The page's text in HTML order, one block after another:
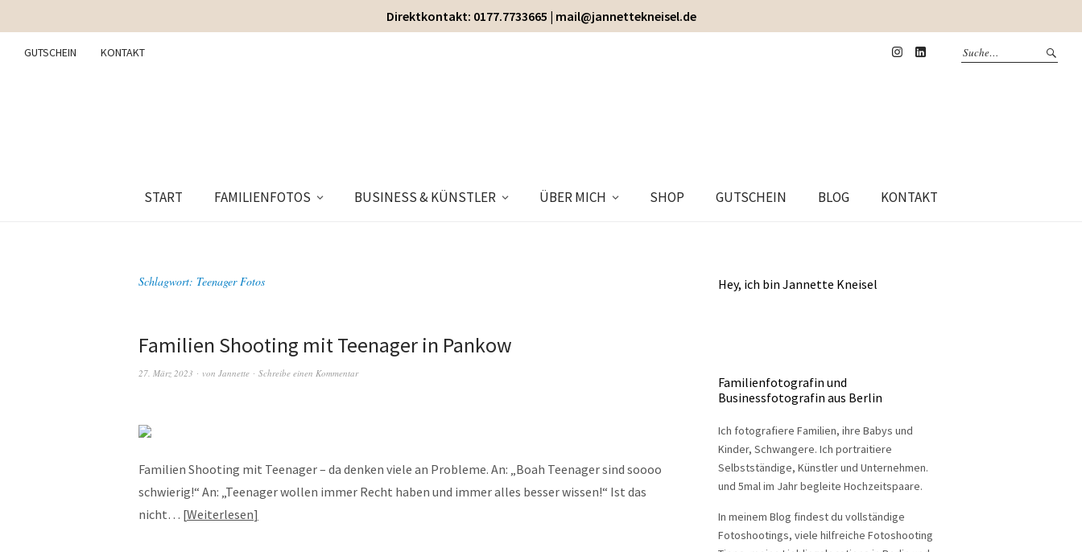
Direktkontakt: 0177.7733665 | mail@jannettekneisel.de
GUTSCHEIN
KONTAKT
START FAMILIENFOTOS BUSINESS & KÜNSTLER ÜBER MICH SHOP GUTSCHEIN BLOG KONTAKT
Schlagwort: Teenager Fotos
Familien Shooting mit Teenager in Pankow
27. März 2023 von Jannette Schreibe einen Kommentar
Familien Shooting mit Teenager – da denken viele an Probleme. An: „Boah Teenager sind soooo
schwierig!“ An: „Teenager wollen immer Recht haben und immer alles besser wissen!“ Ist das
nicht… Weiterlesen
Hey, ich bin Jannette Kneisel
Familienfotografin und
Businessfotografin aus Berlin
Ich fotografiere Familien, ihre Babys und
Kinder, Schwangere. Ich portraitiere
Selbstständige, Künstler und Unternehmen.
und 5mal im Jahr begleite Hochzeitspaare.
In meinem Blog findest du vollständige
Fotoshootings, viele hilfreiche Fotoshooting